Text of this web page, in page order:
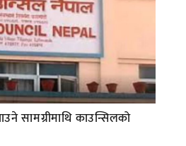
सामग्रीमाथि काउन्सिलको